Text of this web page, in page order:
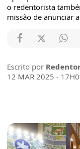
o redentorista
missão de anunciar
Escrito por
12 MAR 2025 -